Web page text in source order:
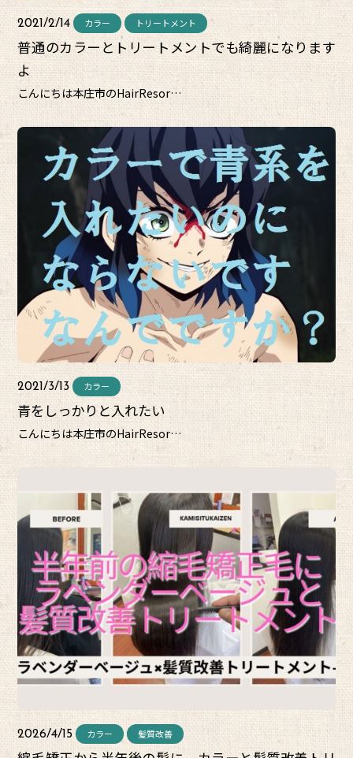
2021/2/14 カラー トリートメント
普通のカラーとトリートメントでも綺麗になります
よ
こんにちは本庄市のHairResor…
2021/3/13 カラー
青をしっかりと入れたい
こんにちは本庄市のHairResor…
2026/4/15 カラー 髪質改善